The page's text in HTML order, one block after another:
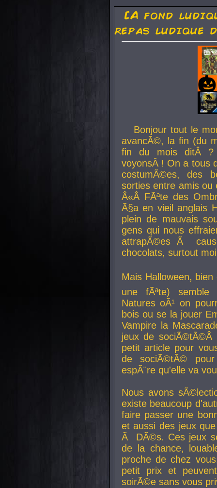
[A fond
repas ludique
Bonjour tout le
avancÃ©, la fin (du
fin du mois ditÂ ?
voyonsÂ ! On a tous
costumÃ©es, des
sorties entre amis
Â«Â FÃªte des
Ã§a en vieil anglais
plein de mauvais
gens qui nous
attrapÃ©es Ã
chocolats, surtout
Mais Halloween, bien
une fÃªte) semble
Natures oÃ¹ on
bois ou se la jouer
Vampire la
jeux de
petit article pour
de sociÃ©tÃ©
espÃ¨re qu'elle va
Nous avons
existe beaucoup
faire passer une
et aussi des jeux
Ã DÃ©s. Ces jeux
de la chance,
proche de chez
petit prix et
soirÃ©e sans vous